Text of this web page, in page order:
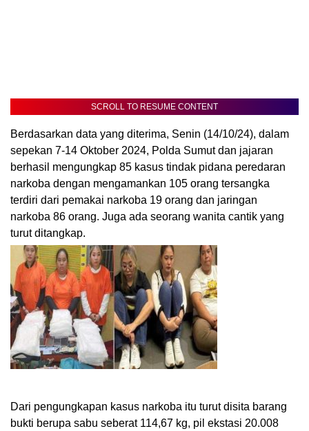
SCROLL TO RESUME CONTENT
Berdasarkan data yang diterima, Senin (14/10/24), dalam
sepekan 7-14 Oktober 2024, Polda Sumut dan jajaran
berhasil mengungkap 85 kasus tindak pidana peredaran
narkoba dengan mengamankan 105 orang tersangka
terdiri dari pemakai narkoba 19 orang dan jaringan
narkoba 86 orang. Juga ada seorang wanita cantik yang
turut ditangkap.
Dari pengungkapan kasus narkoba itu turut disita barang
bukti berupa sabu seberat 114,67 kg, pil ekstasi 20.008